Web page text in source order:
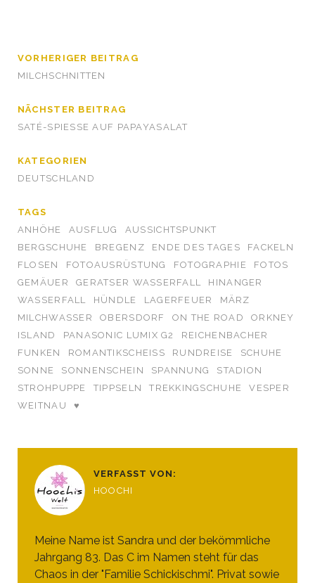
VORHERIGER BEITRAG
MILCHSCHNITTEN
NÄCHSTER BEITRAG
SATÉ-SPIESSE AUF PAPAYASALAT
KATEGORIEN
DEUTSCHLAND
TAGS
ANHÖHE
AUSFLUG
AUSSICHTSPUNKT
BERGSCHUHE
BREGENZ ENDE DES TAGES
FACKELN
FLOSEN
FOTOAUSRÜSTUNG FOTOGRAPHIE
FOTOS
GEMÄUER
GERATSER WASSERFALL
HINANGER
WASSERFALL
HÜNDLE LAGERFEUER
MÄRZ
MILCHWASSER
OBERSDORF ON THE ROAD
ORKNEY
ISLAND
PANASONIC LUMIX G2
REICHENBACHER
FUNKEN
ROMANTIKSCHEISS RUNDREISE
SCHUHE
SONNE
SONNENSCHEIN SPANNUNG
STADION
STROHPUPPE
TIPPSELN TREKKINGSCHUHE
VESPER
WEITNAU
♥
VERFASST VON:
HOOCHI
Meine Name ist Sandra und der bekömmliche
Jahrgang 83. Das C im Namen steht für das
Chaos in der "Familie Schickischmi". Privat sowie